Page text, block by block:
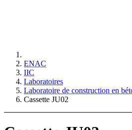
ENAC
IIC
Laboratoires
Laboratoire de construction en
Cassette JU02